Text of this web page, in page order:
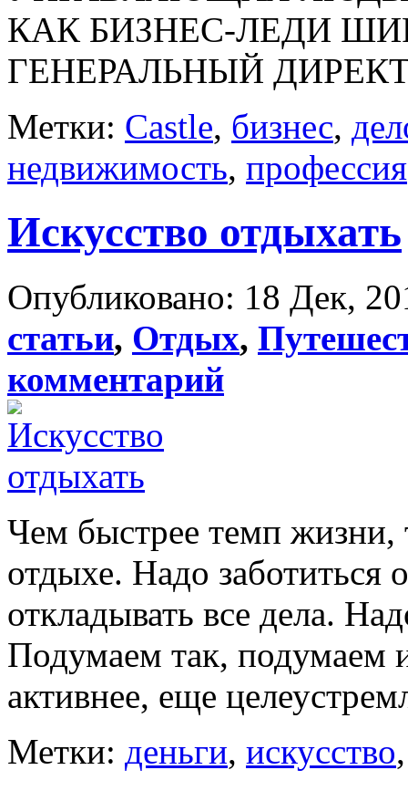
КАК БИЗНЕС-ЛЕДИ
ГЕНЕРАЛЬНЫЙ
Метки: Castle, бизнес,
недвижимость, профессия
Искусство отдыхать
Опубликовано: 18 Дек,
статьи, Отдых,
комментарий
Чем быстрее темп
отдыхе. Надо заботиться
откладывать все дела.
Подумаем так, подумаем
активнее, еще
Метки: деньги, искусство